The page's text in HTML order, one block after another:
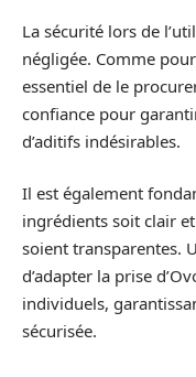
La sécurité lors de
négligée. Comme
essentiel de le
confiance pour
d’aditifs indésirables.
Il est également
ingrédients soit clair
soient transparentes.
d’adapter la prise
individuels,
sécurisée.